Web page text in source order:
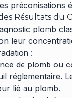
préconisations
Résultats du
plomb
leur
:
de plomb ou
réglementaire.
lié au plomb.